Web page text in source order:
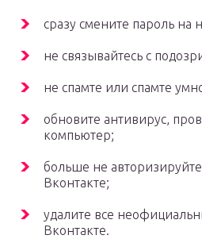
сразу смените пароль
не связывайтесь с
не спамте или спамте
обновите антивирус,
компьютер;
больше не
Вконтакте;
удалите все
Вконтакте.